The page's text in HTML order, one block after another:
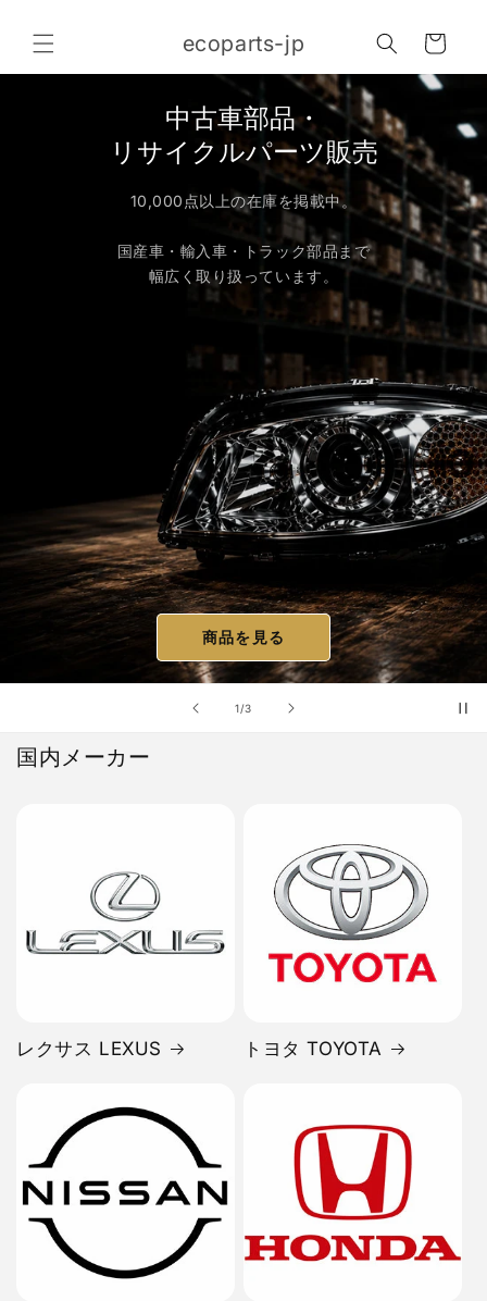
進む
ecoparts-jp
ー
ト
1/の
3
中古車部品・
リサイクルパーツ販売
10,000点以上の在庫を掲載中。
国産車・輸入車・トラック部品まで
幅広く取り扱っています。
商品を見る
国内メーカー
レクサス LEXUS トヨタ TOYOTA